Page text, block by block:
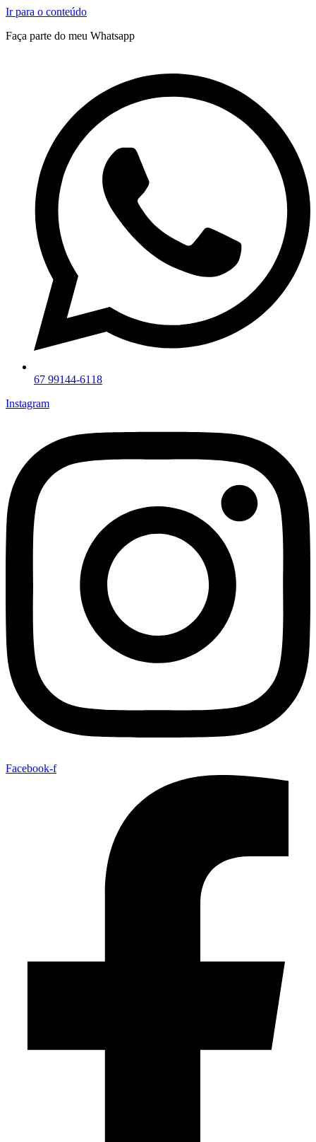
Ir para o conteúdo
Faça parte do meu Whatsapp
67 99144-6118
Instagram
Facebook-f